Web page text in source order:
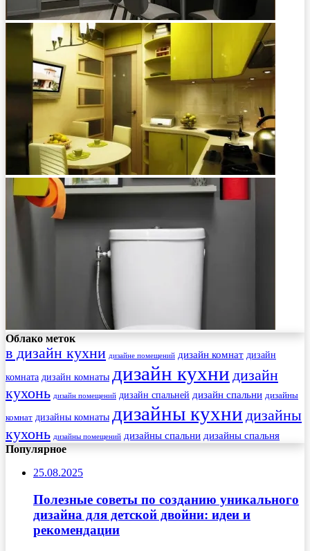
Облако меток
в дизайн кухни дизайне помещений дизайн комнат дизайн
комната дизайн комнаты дизайн кухни дизайн
кухонь дизайн помещений дизайн спальней дизайн спальни дизайны
комнат дизайны комнаты дизайны кухни дизайны
кухонь дизайны помещений дизайны спальни дизайны спальня
Популярное
25.08.2025
Полезные советы по созданию уникального
дизайна для детской двойни: идеи и
рекомендации